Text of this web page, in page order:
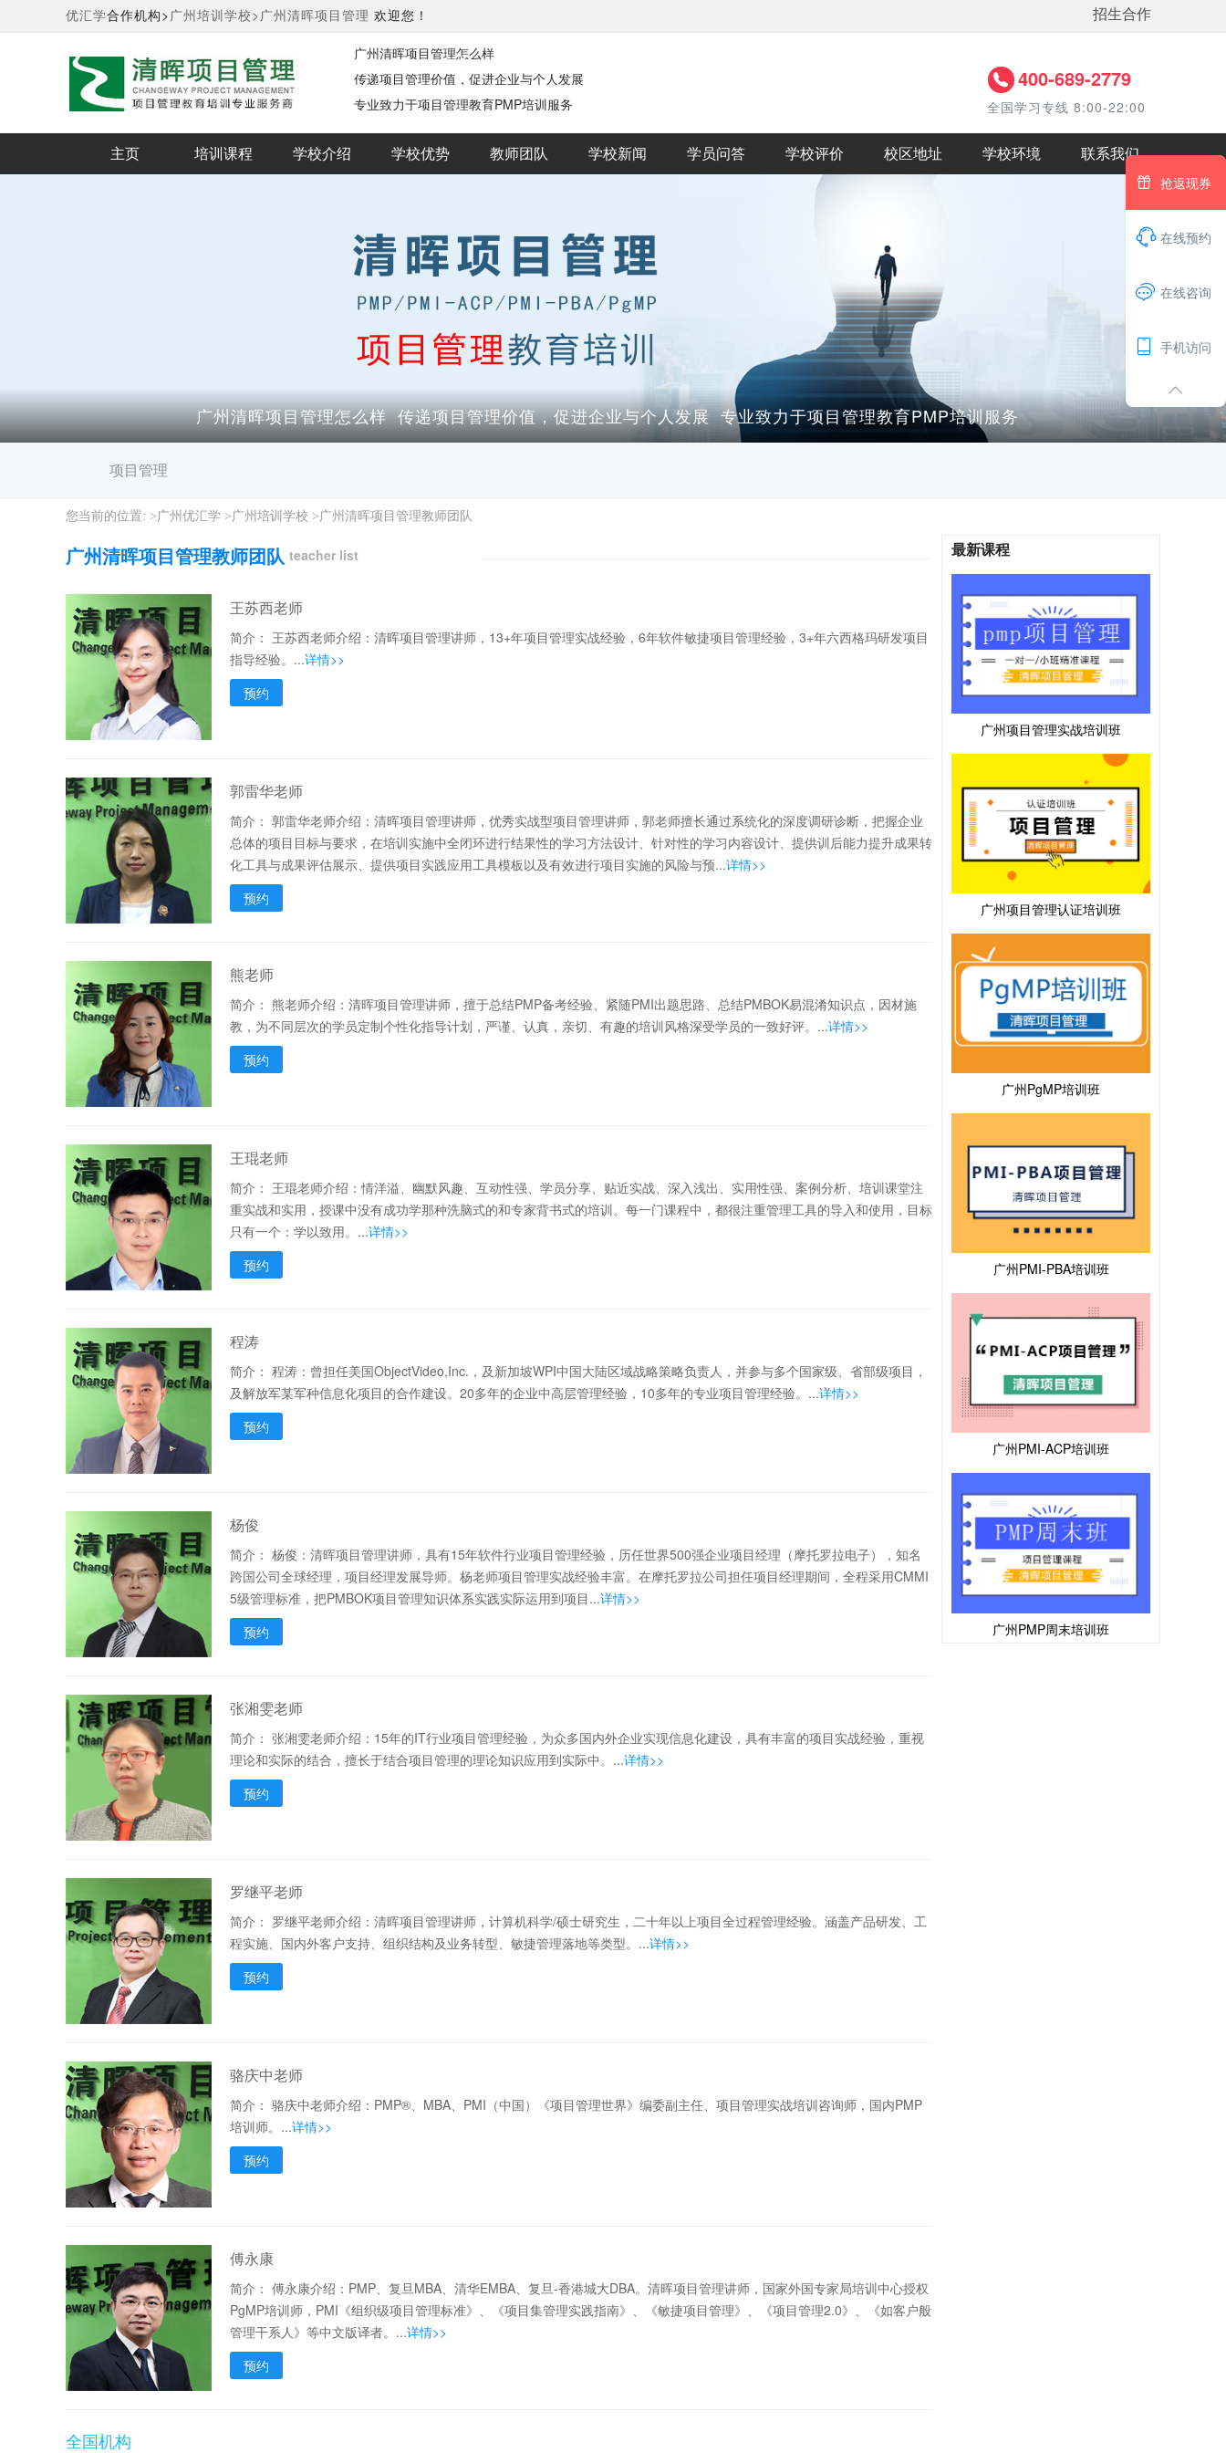
优汇学合作机构>广州培训学校>广州清晖项目管理 欢迎您！ 招生合作
广州清晖项目管理怎么样
传递项目管理价值，促进企业与个人发展
专业致力于项目管理教育PMP培训服务
400-689-2779
全国学习专线 8:00-22:00
主页 培训课程 学校介绍 学校优势 教师团队 学校新闻 学员问答 学校评价 校区地址 学校环境 联系我们
广州清晖项目管理怎么样 传递项目管理价值，促进企业与个人发展 专业致力于项目管理教育PMP培训服务
项目管理
您当前的位置: >广州优汇学 >广州培训学校 >广州清晖项目管理教师团队
广州清晖项目管理教师团队 teacher list
王苏西老师
简介： 王苏西老师介绍：清晖项目管理讲师，13+年项目管理实战经验，6年软件敏捷项目管理经验，3+年六西格玛研发项目
指导经验。...详情>>
预约
郭雷华老师
简介： 郭雷华老师介绍：清晖项目管理讲师，优秀实战型项目管理讲师，郭老师擅长通过系统化的深度调研诊断，把握企业
总体的项目目标与要求，在培训实施中全闭环进行结果性的学习方法设计、针对性的学习内容设计、提供训后能力提升成果转
化工具与成果评估展示、提供项目实践应用工具模板以及有效进行项目实施的风险与预...详情>>
预约
熊老师
简介： 熊老师介绍：清晖项目管理讲师，擅于总结PMP备考经验、紧随PMI出题思路、总结PMBOK易混淆知识点，因材施
教，为不同层次的学员定制个性化指导计划，严谨、认真，亲切、有趣的培训风格深受学员的一致好评。...详情>>
预约
王琨老师
简介： 王琨老师介绍：情洋溢、幽默风趣、互动性强、学员分享、贴近实战、深入浅出、实用性强、案例分析、培训课堂注
重实战和实用，授课中没有成功学那种洗脑式的和专家背书式的培训。每一门课程中，都很注重管理工具的导入和使用，目标
只有一个：学以致用。...详情>>
预约
程涛
简介： 程涛：曾担任美国ObjectVideo,Inc.，及新加坡WPI中国大陆区域战略策略负责人，并参与多个国家级、省部级项目，
及解放军某军种信息化项目的合作建设。20多年的企业中高层管理经验，10多年的专业项目管理经验。...详情>>
预约
杨俊
简介： 杨俊：清晖项目管理讲师，具有15年软件行业项目管理经验，历任世界500强企业项目经理（摩托罗拉电子），知名
跨国公司全球经理，项目经理发展导师。杨老师项目管理实战经验丰富。在摩托罗拉公司担任项目经理期间，全程采用CMMI
5级管理标准，把PMBOK项目管理知识体系实践实际运用到项目...详情>>
预约
张湘雯老师
简介： 张湘雯老师介绍：15年的IT行业项目管理经验，为众多国内外企业实现信息化建设，具有丰富的项目实战经验，重视
理论和实际的结合，擅长于结合项目管理的理论知识应用到实际中。...详情>>
预约
罗继平老师
简介： 罗继平老师介绍：清晖项目管理讲师，计算机科学/硕士研究生，二十年以上项目全过程管理经验。涵盖产品研发、工
程实施、国内外客户支持、组织结构及业务转型、敏捷管理落地等类型。...详情>>
预约
骆庆中老师
简介： 骆庆中老师介绍：PMP®、MBA、PMI（中国）《项目管理世界》编委副主任、项目管理实战培训咨询师，国内PMP
培训师。...详情>>
预约
傅永康
简介： 傅永康介绍：PMP、复旦MBA、清华EMBA、复旦-香港城大DBA。清晖项目管理讲师，国家外国专家局培训中心授权
PgMP培训师，PMI《组织级项目管理标准》、《项目集管理实践指南》、《敏捷项目管理》、《项目管理2.0》、《如客户般
管理干系人》等中文版译者。...详情>>
预约
最新课程
广州项目管理实战培训班
广州项目管理认证培训班
广州PgMP培训班
广州PMI-PBA培训班
广州PMI-ACP培训班
广州PMP周末培训班
全国机构
 抢返现券
 在线预约

1 在线咨询
 手机访问